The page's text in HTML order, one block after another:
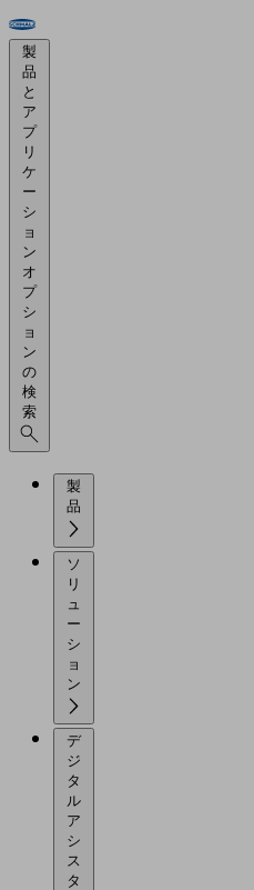
製
品
と
ア
プ
リ
ケ
ー
シ
ョ
ン
オ
プ
シ
ョ
ン
の
検
索
製
ソ
リ
ュ
ー
シ
ョ
デ
ジ
タ
ル
ア
シ
ス
タ